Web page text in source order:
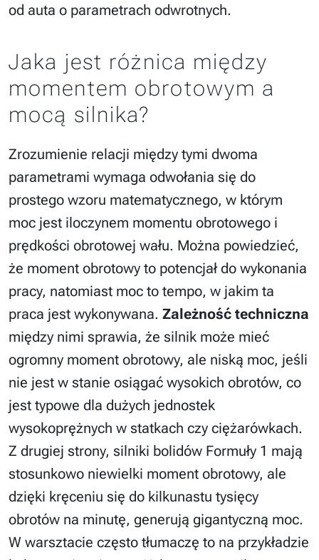
od auta o parametrach odwrotnych.
Jaka jest różnica między
momentem obrotowym a
mocą silnika?
Zrozumienie relacji między tymi dwoma
parametrami wymaga odwołania się do
prostego wzoru matematycznego, w którym
moc jest iloczynem momentu obrotowego i
prędkości obrotowej wału. Można powiedzieć,
że moment obrotowy to potencjał do wykonania
pracy, natomiast moc to tempo, w jakim ta
praca jest wykonywana. Zależność techniczna
między nimi sprawia, że silnik może mieć
ogromny moment obrotowy, ale niską moc, jeśli
nie jest w stanie osiągać wysokich obrotów, co
jest typowe dla dużych jednostek
wysokoprężnych w statkach czy ciężarówkach.
Z drugiej strony, silniki bolidów Formuły 1 mają
stosunkowo niewielki moment obrotowy, ale
dzięki kręceniu się do kilkunastu tysięcy
obrotów na minutę, generują gigantyczną moc.
W warsztacie często tłumaczę to na przykładzie